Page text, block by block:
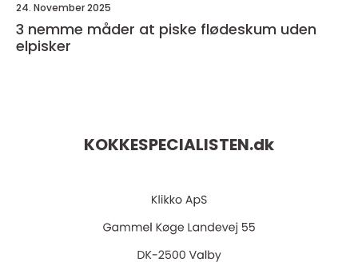
24. November 2025
3 nemme måder at piske flødeskum uden
elpisker
KOKKESPECIALISTEN.dk